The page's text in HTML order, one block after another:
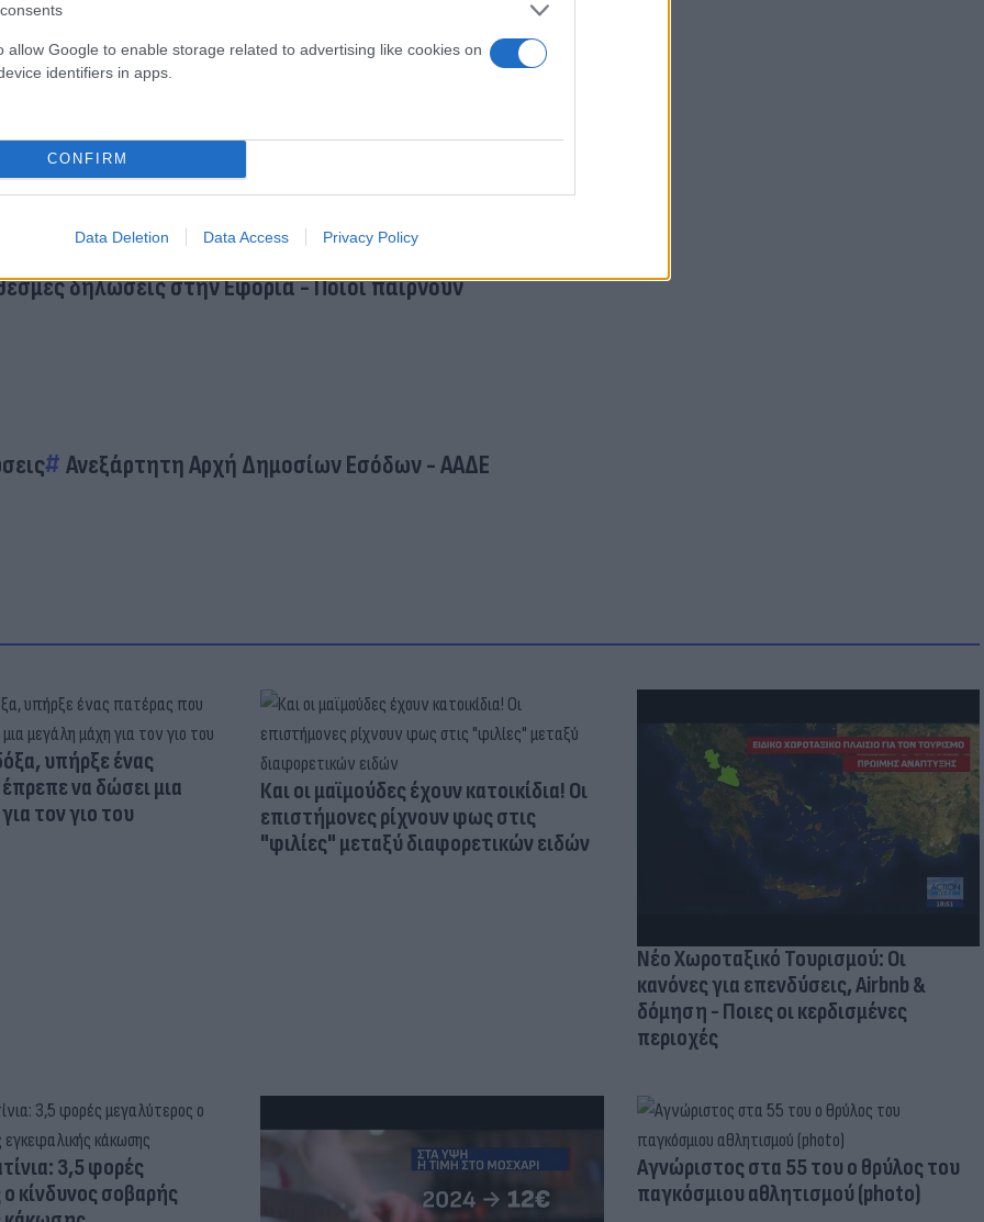
allow Google to enable storage related to advertising like cookies on
identifiers in apps.
CONFIRM
Data Deletion Data Access Privacy Policy
ο χρόνος για την έκπτωση 4%
πρόστιμα για εκπρόθεσμες δηλώσεις - Για ποιους
3 έχει «πατήσει το κουμπί» - Πόσοι παίρνουν
και κυνήγι οφειλετών - Τι είναι το PARE
φορολογικές δηλώσεις - Το ποινολόγιο και οι
δηλώσεις στην Εφορία - Ποιοι παίρνουν
Ανεξάρτητη Αρχή Δημοσίων Εσόδων - ΑΑΔΕ
υπήρξε ένας
να δώσει μια
τον γιο του
Και οι μαϊμούδες έχουν κατοικίδια! Οι
επιστήμονες ρίχνουν φως στις
"φιλίες" μεταξύ διαφορετικών ειδών
Νέο Χωροταξικό Τουρισμού: Οι
κανόνες για επενδύσεις, Airbnb &
δόμηση - Ποιες οι κερδισμένες
περιοχές
3,5 φορές
κίνδυνος σοβαρής
Aγνώριστος στα 55 του ο θρύλος του
παγκόσμιου αθλητισμού (photo)